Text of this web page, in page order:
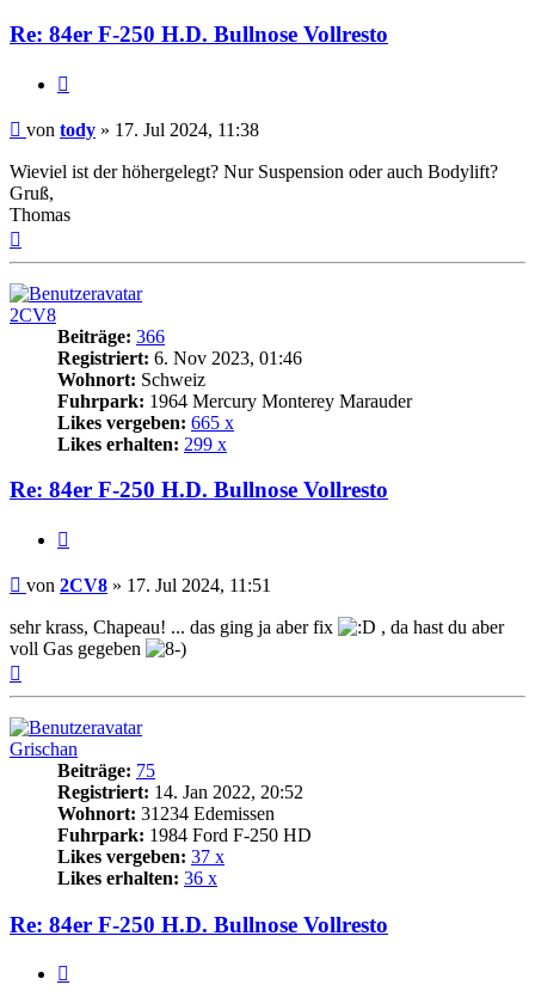
Re: 84er F-250 H.D. Bullnose Vollresto
Beitrag
von tody » 17. Jul 2024, 11:38
Wieviel ist der höhergelegt? Nur Suspension oder auch Bodylift?
Gruß,
Thomas
2CV8
Beiträge: 366
Registriert: 6. Nov 2023, 01:46
Wohnort: Schweiz
Fuhrpark: 1964 Mercury Monterey Marauder
Likes vergeben: 665 x
Likes erhalten: 299 x
Re: 84er F-250 H.D. Bullnose Vollresto
Beitrag
von 2CV8 » 17. Jul 2024, 11:51
sehr krass, Chapeau! ... das ging ja aber fix
, da hast du aber
voll Gas gegeben
Grischan
Beiträge: 75
Registriert: 14. Jan 2022, 20:52
Wohnort: 31234 Edemissen
Fuhrpark: 1984 Ford F-250 HD
Likes vergeben: 37 x
Likes erhalten: 36 x
Re: 84er F-250 H.D. Bullnose Vollresto